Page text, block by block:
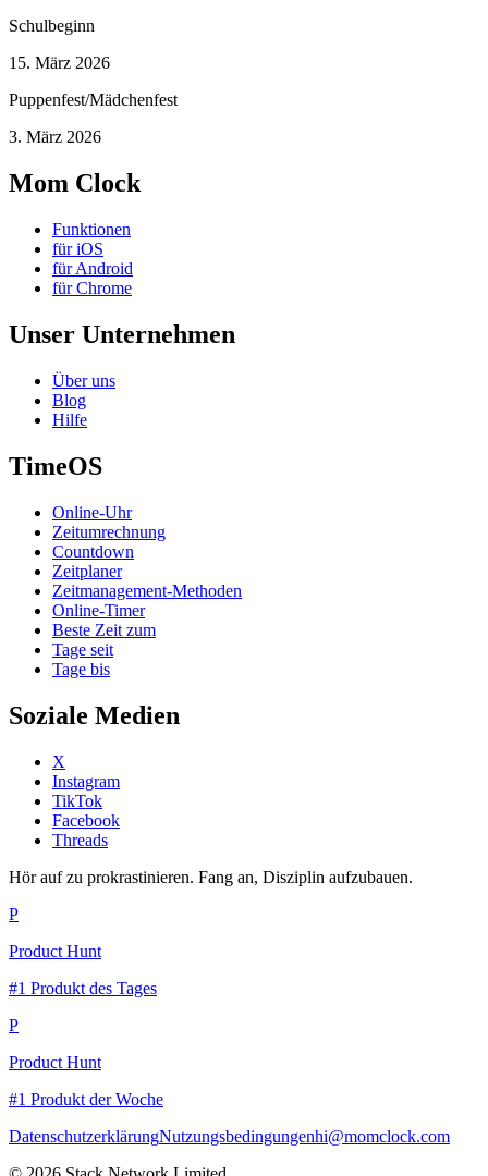
Schulbeginn
15. März 2026
Puppenfest/Mädchenfest
3. März 2026
Mom Clock
Funktionen
für iOS
für Android
für Chrome
Unser Unternehmen
Über uns
Blog
Hilfe
TimeOS
Online-Uhr
Zeitumrechnung
Countdown
Zeitplaner
Zeitmanagement-Methoden
Online-Timer
Beste Zeit zum
Tage seit
Tage bis
Soziale Medien
X
Instagram
TikTok
Facebook
Threads
Hör auf zu prokrastinieren. Fang an, Disziplin aufzubauen.
P
Product Hunt
#1 Produkt des Tages
P
Product Hunt
#1 Produkt der Woche
DatenschutzerklärungNutzungsbedingungenhi@momclock.com